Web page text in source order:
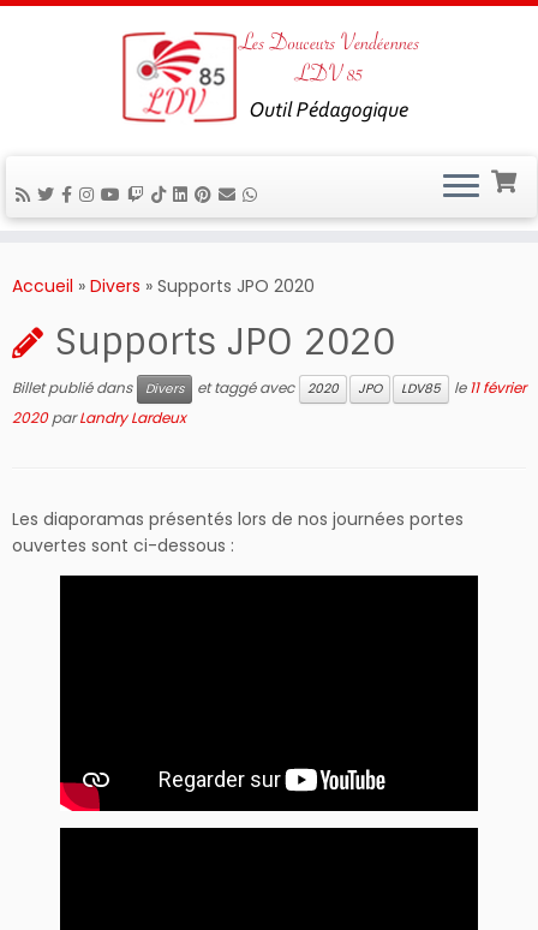
auAccueil » Divers » Supports JPO 2020
Supports JPO 2020
Billet publié dans Divers et taggé avec 2020 JPO LDV85 le11 février
2020 parLandry Lardeux
Les diaporamas présentés lors de nos journées portes
ouvertes sont ci-dessous :